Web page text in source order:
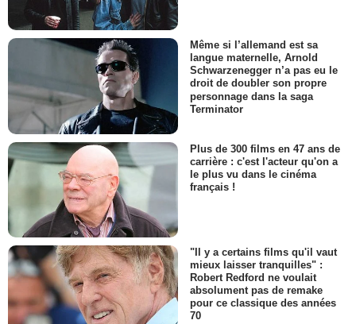
Même si l’allemand est sa
langue maternelle, Arnold
Schwarzenegger n’a pas eu le
droit de doubler son propre
personnage dans la saga
Terminator
Plus de 300 films en 47 ans de
carrière : c'est l'acteur qu'on a
le plus vu dans le cinéma
français !
"Il y a certains films qu'il vaut
mieux laisser tranquilles" :
Robert Redford ne voulait
absolument pas de remake
pour ce classique des années
70